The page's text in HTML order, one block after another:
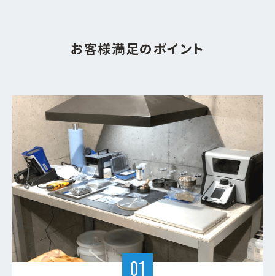
お客様満足のポイント